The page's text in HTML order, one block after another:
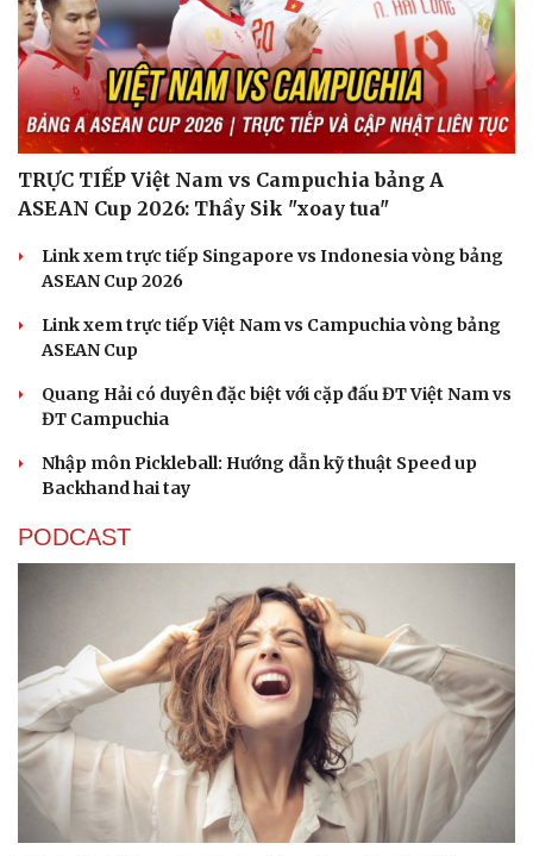
TRỰC TIẾP Việt Nam vs Campuchia bảng A
ASEAN Cup 2026: Thầy Sik "xoay tua"
Link xem trực tiếp Singapore vs Indonesia vòng bảng
ASEAN Cup 2026
Link xem trực tiếp Việt Nam vs Campuchia vòng bảng
ASEAN Cup
Quang Hải có duyên đặc biệt với cặp đấu ĐT Việt Nam vs
ĐT Campuchia
Nhập môn Pickleball: Hướng dẫn kỹ thuật Speed up
Backhand hai tay
PODCAST